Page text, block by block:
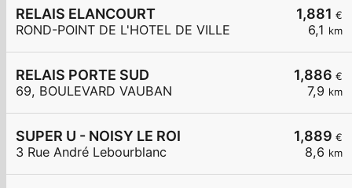
1,881 €
6,1 km
RELAIS ELANCOURT
ROND-POINT DE L'HOTEL DE VILLE
1,886 €
7,9 km
RELAIS PORTE SUD
69, BOULEVARD VAUBAN
1,889 €
8,6 km
SUPER U - NOISY LE ROI
3 Rue André Lebourblanc